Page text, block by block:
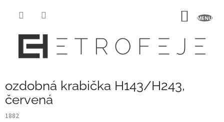
ozdobná krabička H143/H243,
červená
1882